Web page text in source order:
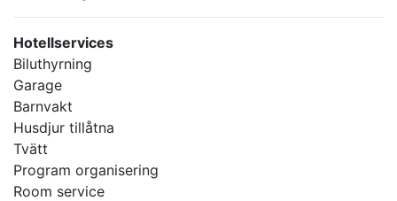
Hotellservices
Biluthyrning
Garage
Barnvakt
Husdjur tillåtna
Tvätt
Program organisering
Room service